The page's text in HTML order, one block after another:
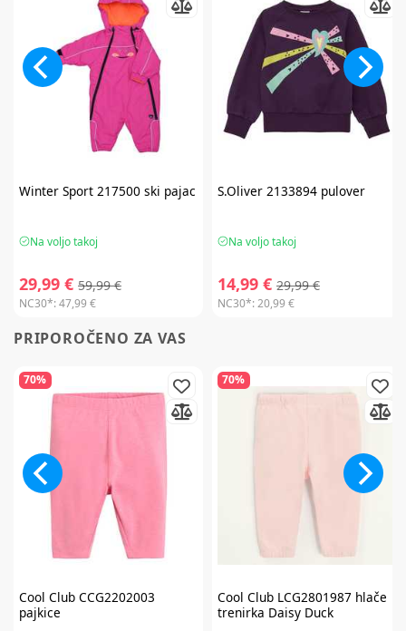
Winter Sport217500 ski pajac
Na voljo takoj
29,99 € 59,99 €
NC30*:47,99 €
S.Oliver2133894 pulover
Na voljo takoj
14,99 € 29,99 €
NC30*:20,99 €
PRIPOROČENO ZA VAS
70%
Cool ClubCCG2202003
pajkice
70%
Cool ClubLCG2801987 hlače
trenirka Daisy Duck